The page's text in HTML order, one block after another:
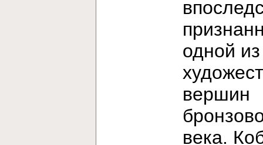
одной из
вершин
века.